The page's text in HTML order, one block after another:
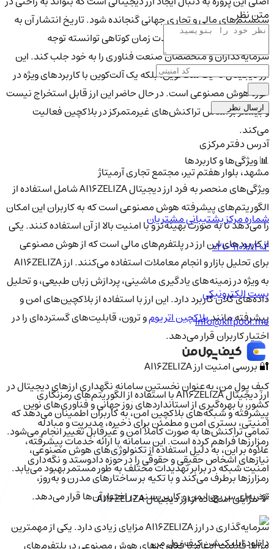
سیستم‌های مالی و تجاری جهانی گنجانده شود. تاریخ انتشار آن به
سال 2024 برمی‌گردد و در مدت زمان کوتاهی توانسته توجه
سرمایه‌گذاران و متخصصان صنعت فناوری را به خود جلب کند. این
ارز دیجیتال نه یک شت‌کوین، بلکه یک آلت‌کوین با کاربردهای ویژه در
حوزه هوش مصنوعی است. در حال حاضر این ارز قابل استخراج نیست
و بیشتر بر اساس تراکنش‌های غیرمتمرکز در بلاکچین فعالیت
می‌کند.
📊 ویژگی‌ها و کاربردها
ویژگی‌های منحصر به فرد ارز دیجیتال AI16ZELIZA شامل استفاده از
الگوریتم‌های پیشرفته هوش مصنوعی است که به کاربران این امکان
را می‌دهد تا به صورت بهینه‌تر و با امنیت بالا از آن استفاده کنند. یکی
از کاربردهای این ارز در پلتفرم‌های مالی است که از هوش مصنوعی
برای تحلیل بازار و انجام معاملات استفاده می‌کنند. ارز AI16ZELIZA
به ویژه در زمینه‌های یادگیری ماشینی، پردازش زبان طبیعی، و تحلیل
داده‌های کلان کاربرد دارد. این ارز با استفاده از بلاکچین‌های امن و
پیشرفته مانندبلاکچین اتریومو ترون، قابلیت‌های گسترده‌ای را در
اختیار کاربران قرار می‌دهد.
🔐 بررسی امنیت ارز AI16ZELIZA
ارز دیجیتال AI16ZELIZA با استفاده از الگوریتم‌های رمزنگاری
پیشرفته و شبکه‌های بلاکچین امن، به کاربران اطمینان می‌دهد که
تمامی تراکنش‌ها به صورت کاملاً امن و غیرقابل تغییر انجام می‌شود.
علاوه بر این، به دلیل استفاده از تکنولوژی‌های هوش مصنوعی،
امنیت شبکه در برابر تهدیدات مختلف به طور مستمر بهبود می‌یابد.
💡 مزایای استفاده از ارز دیجیتال AI16ZELIZA
سرمایه‌گذاری در ارز AI16ZELIZA مزایای زیادی دارد. یکی از مهمترین
مزایا، قابلیت ادغام با فناوری‌های هوش مصنوعی در پلتفرم‌های
متن نظر
ارسال نظر
آدرس دفتر مرکزی
مشهد، بلوار هفتم تیر، مجتمع تجاری آرمیتاژ
شماره مرکز پشتیبانی مشتریان
021-91098404
پست الکترونیکی
info@kifpool.me
کیف‌ پول من، به‌عنوان نخستین سامانه نگهداری ارزهای دیجیتال در
کشور، با بهره‌گیری از استانداردهای روز جهانی و فناوری‌های نوین
امنیتی، بستری امن و مطمئن برای ذخیره، مدیریت و مبادله
رمزارزها فراهم کرده است. این سامانه با ارائه خدمات پیشرفته،
نیازهای اشخاص حقیقی و حقوقی را در حوزه دادوستد و نگه‌داری
رمزارزها برطرف می‌کند و با تکیه بر ساختارهای مدرن و به‌روز،
تجربه‌ای سریع، ایمن و کاربرپسند در اختیار آن‌ها قرار می‌دهد.
دانلود اپلیکیشن کیف‌ پول من